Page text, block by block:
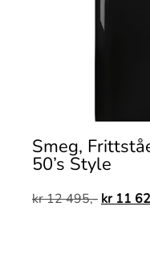
Smeg,
50’s Style
kr12 495,- kr11